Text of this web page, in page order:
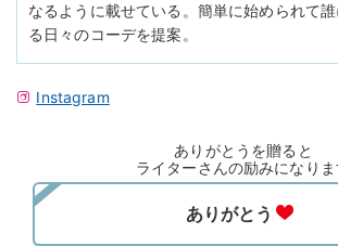
なるように載せている。簡単に始められて
る日々のコーデを提案。
Instagram
ありがとうを贈ると
ライターさんの励みになりま